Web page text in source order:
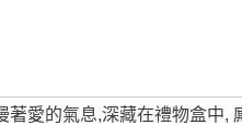
著愛的氣息,深藏在禮物盒中,